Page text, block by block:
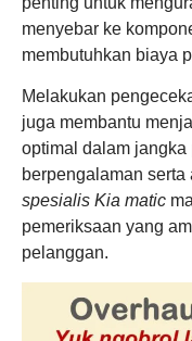
menyebar ke
membutuhkan biaya
Melakukan
juga membantu
optimal dalam
berpengalaman
spesialis Kia matic
pemeriksaan yang
pelanggan.